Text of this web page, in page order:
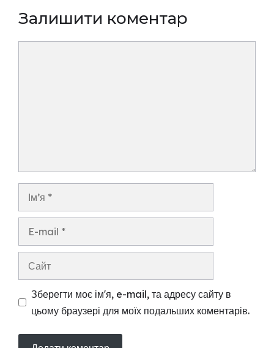
Залишити коментар
Зберегти моє ім'я, e-mail, та адресу сайту в
цьому браузері для моїх подальших коментарів.